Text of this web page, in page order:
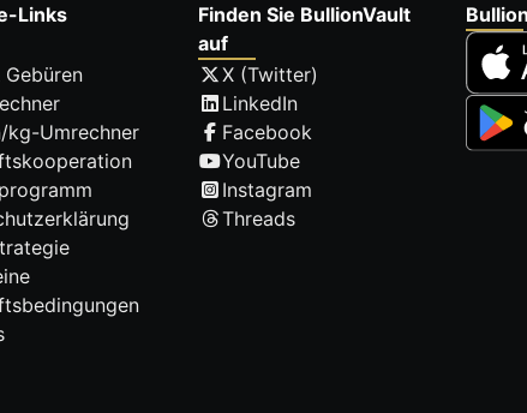
Links
Gebüren
kg-Umrechner
Finden Sie BullionVault
auf
X (Twitter)
LinkedIn
Facebook
YouTube
Instagram
Threads